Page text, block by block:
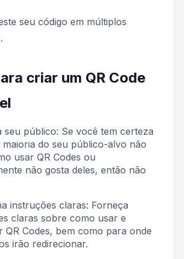
seu código em múltiplos
criar um QR Code
seu público: Se você tem certeza
maioria do seu público-alvo não
usar QR Codes ou
não gosta deles, então não
instruções claras: Forneça
claras sobre como usar e
QR Codes, bem como para onde
irão redirecionar.